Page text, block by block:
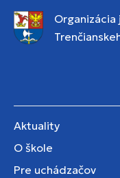
Aktuality
O škole
Pre uchádzačov